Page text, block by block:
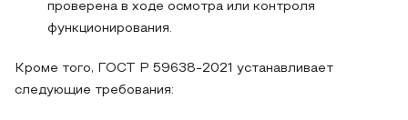
проверена в ходе осмотра или контроля
функционирования.
Кроме того, ГОСТ Р 59638-2021 устанавливает
следующие требования: